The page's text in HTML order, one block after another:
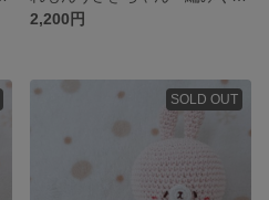
2,200円
SOLD OUT